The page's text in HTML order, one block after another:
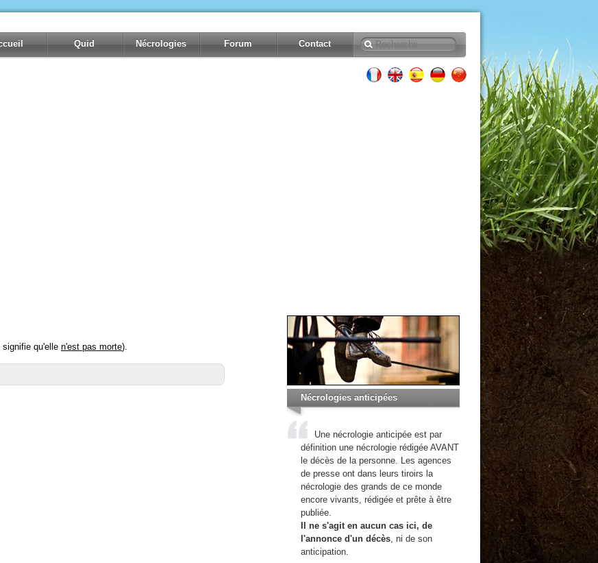
Quid Nécrologies Forum Contact
qu'elle n'est pas morte).
Nécrologies anticipées
Une nécrologie anticipée est par
définition une nécrologie rédigée AVANT
le décès de la personne. Les agences
de presse ont dans leurs tiroirs la
nécrologie des grands de ce monde
encore vivants, rédigée et prête à être
publiée.
Il ne s'agit en aucun cas ici, de
l'annonce d'un décès, ni de son
anticipation.